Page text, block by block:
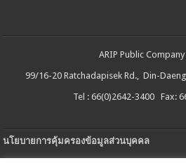
ARIP Public
99/16-20 Ratchadapisek Rd., Din-
Tel : 66(0)2642-3400 Fax:
นโยบายการคุ้มครองข้อมูลส่วนบุคคล